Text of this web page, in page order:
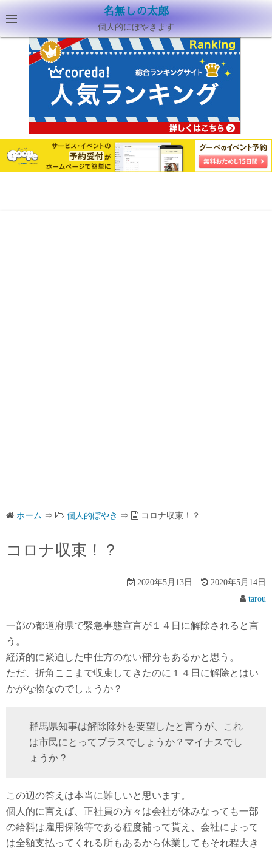
名無しの太郎
個人的にぼやきます
ホーム ⇒ 個人的ぼやき ⇒ コロナ収束！？
コロナ収束！？
2020年5月13日
2020年5月14日
tarou
一部の都道府県で緊急事態宣言が１４日に解除されると言
う。
経済的に緊迫した中仕方のない部分もあるかと思う。
ただ、折角ここまで収束してきたのに１４日に解除とはい
かがな物なのでしょうか？
群馬県知事は解除除外を要望したと言うが、これ
は市民にとってプラスでしょうか？マイナスでし
ょうか？
この辺の答えは本当に難しいと思います。
個人的に言えば、正社員の方々は会社が休みなっても一部
の給料は雇用保険等である程度補って貰え、会社によって
は全額支払ってくれる所もあるから休業してもそれ程大き